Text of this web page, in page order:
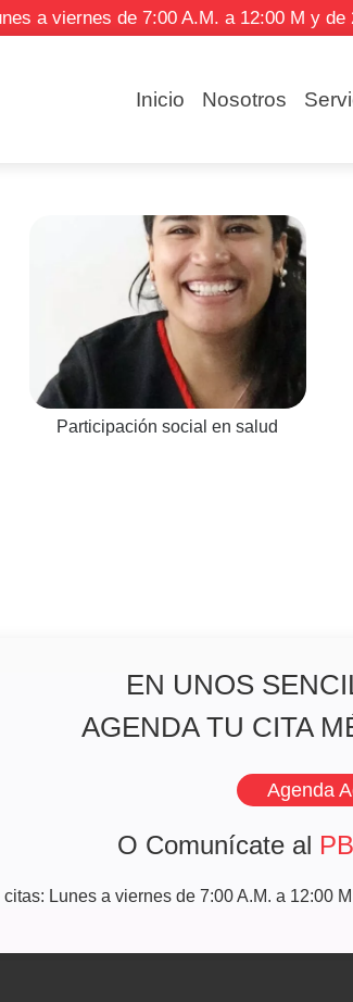
a viernes de 7:00 A.M. a 12:00 M y
Inicio Nosotros
Participación social en salud
EN UNOS
AGENDA TU CITA
Agenda
O Comunícate al
Lunes a viernes de 7:00 A.M. a 12:00